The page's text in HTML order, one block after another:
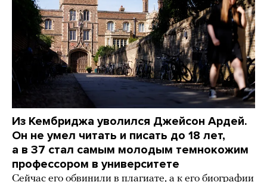
Из Кембриджа уволился Джейсон Ардей.
Он не умел читать и писать до 18 лет,
а в 37 стал самым молодым темнокожим
профессором в университете
Сейчас его обвинили в плагиате, а к его биографии